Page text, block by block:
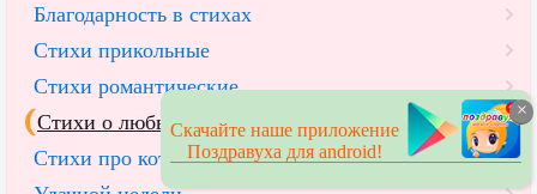
Благодарность в стихах
Стихи прикольные
Стихи романтические
Стихи о любви
Стихи про котов
×
Скачайте наше приложение
Поздравуха для android!